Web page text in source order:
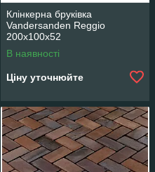
Клінкерна бруківка
Vandersanden Reggio
200x100x52
В наявності
Ціну уточнюйте